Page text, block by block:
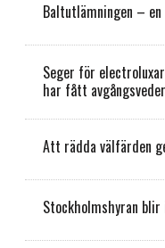
Baltutlämningen –
Seger för
har fått
Att rädda välfärden
Stockholmshyran blir